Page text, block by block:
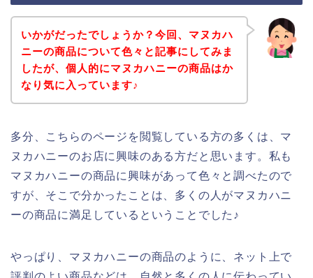
いかがだったでしょうか？今回、マヌカハ
ニーの商品について色々と記事にしてみま
したが、個人的にマヌカハニーの商品はか
なり気に入っています♪
多分、こちらのページを閲覧している方の多くは、マ
ヌカハニーのお店に興味のある方だと思います。私も
マヌカハニーの商品に興味があって色々と調べたので
すが、そこで分かったことは、多くの人がマヌカハニ
ーの商品に満足しているということでした♪
やっぱり、マヌカハニーの商品のように、ネット上で